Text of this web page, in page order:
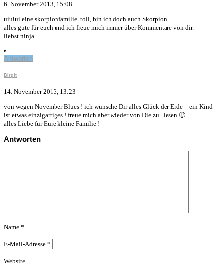
6. November 2013, 15:08
uiuiui eine skorpionfamilie. toll, bin ich doch auch Skorpion.
alles gute für euch und ich freue mich immer über Kommentare von dir.
liebst ninja
Antworten
Birgit
14. November 2013, 13:23
von wegen November Blues ! ich wünsche Dir alles Glück der Erde – ein Kind
ist etwas einzigartiges ! freue mich aber wieder von Die zu ..lesen 🙂
alles Liebe für Eure kleine Familie !
Antworten
Name *
E-Mail-Adresse *
Website